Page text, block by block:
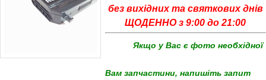
без вихідних та святкових днів
ЩОДЕННО з 9:00 до 21:00
Якщо у Вас є фото необхідної
Вам запчастини, напишіть запит